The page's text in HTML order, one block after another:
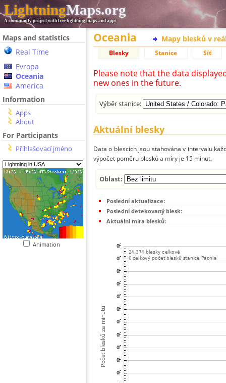
LightningMaps.org
A community project with free lightning maps and apps
Maps and statistics
Real Time
Evropa
Oceania
America
Information
Apps
About
For Participants
Přihlašovací jméno
Animation
Oceania Mapy blesků v
Blesky Stanice Síť
Please note that the data
new ones in the future.
Výběr stanice:
Aktuální blesky
Data o blescích jsou stahována v intervalu
výpočet poměru blesků a míry je 15 minut.
Oblast:
Poslední aktualizace:
Poslední detekovaný blesk:
Aktuální míra blesků: